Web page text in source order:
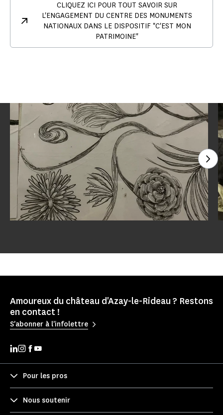
CLIQUEZ ICI POUR TOUT SAVOIR SUR
L'ENGAGEMENT DU CENTRE DES MONUMENTS
NATIONAUX DANS LE DISPOSITIF "C'EST MON
PATRIMOINE"
Amoureux du château d'Azay-le-Rideau ? Restons
en contact !
S'abonner à l'infolettre
Pour les pros
Nous soutenir